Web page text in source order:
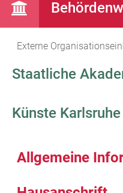
Externe
Staatliche
Künste Karlsruhe
Allgemeine